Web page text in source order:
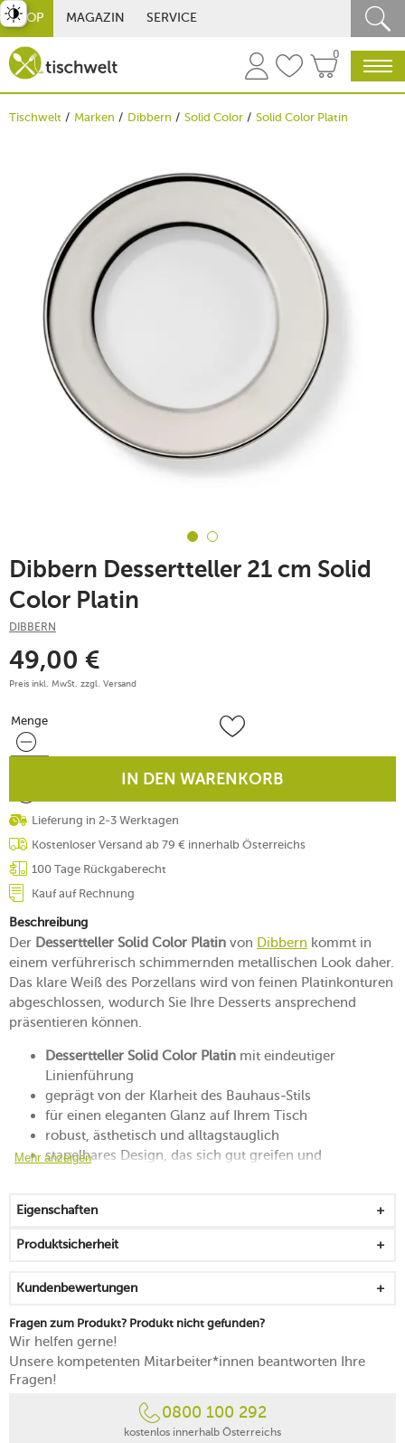
SHOP MAGAZIN SERVICE
0
Tischwelt Marken Dibbern Solid Color Solid Color Platin
Dibbern Dessertteller 21 cm Solid
Color Platin
DIBBERN
49,00 €
Preis inkl. MwSt. zzgl. Versand
Menge
Menge
IN DEN WARENKORB
Lieferung in 2-3 Werktagen
Kostenloser Versand ab 79 € innerhalb Österreichs
100 Tage Rückgaberecht
Kauf auf Rechnung
Beschreibung
Der Dessertteller Solid Color Platin von Dibbern kommt in
einem verführerisch schimmernden metallischen Look daher.
Das klare Weiß des Porzellans wird von feinen Platinkonturen
abgeschlossen, wodurch Sie Ihre Desserts ansprechend
präsentieren können.
Dessertteller Solid Color Platin mit eindeutiger
Linienführung
geprägt von der Klarheit des Bauhaus-Stils
für einen eleganten Glanz auf Ihrem Tisch
robust, ästhetisch und alltagstauglich
stapelbares Design, das sich gut greifen und
Mehr anzeigen
Eigenschaften
Produktsicherheit
Kundenbewertungen
Fragen zum Produkt? Produkt nicht gefunden?
Wir helfen gerne!
Unsere kompetenten Mitarbeiter*innen beantworten Ihre
Fragen!
0800 100 292
kostenlos innerhalb Österreichs
umschalten